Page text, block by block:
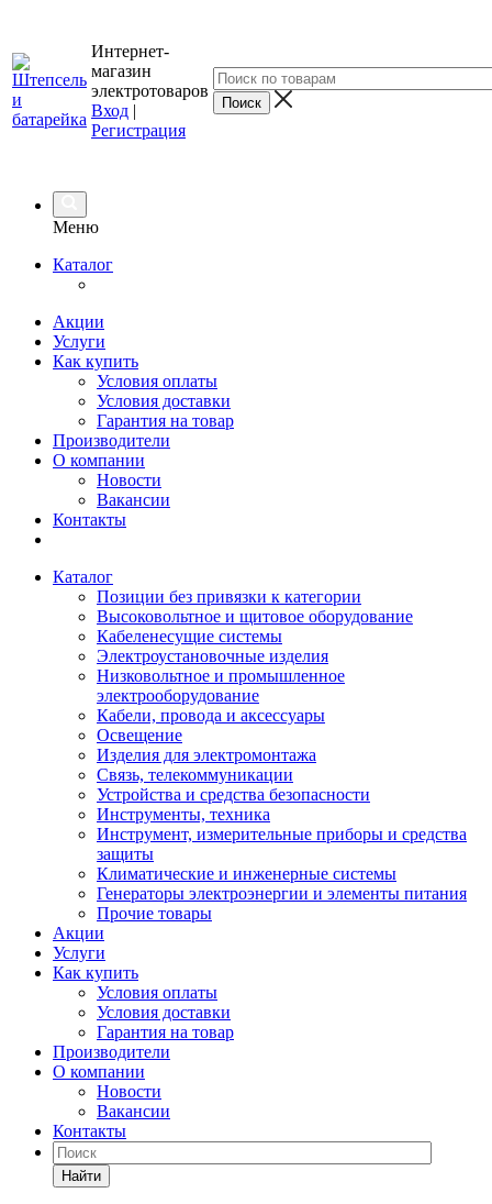
Интернет-
магазин
электротоваров
Вход |
Регистрация
Меню
Каталог
Акции
Услуги
Как купить
Условия оплаты
Условия доставки
Гарантия на товар
Производители
О компании
Новости
Вакансии
Контакты
Каталог
Позиции без привязки к категории
Высоковольтное и щитовое оборудование
Кабеленесущие системы
Электроустановочные изделия
Низковольтное и промышленное
электрооборудование
Кабели, провода и аксессуары
Освещение
Изделия для электромонтажа
Связь, телекоммуникации
Устройства и средства безопасности
Инструменты, техника
Инструмент, измерительные приборы и средства
защиты
Климатические и инженерные системы
Генераторы электроэнергии и элементы питания
Прочие товары
Акции
Услуги
Как купить
Условия оплаты
Условия доставки
Гарантия на товар
Производители
О компании
Новости
Вакансии
Контакты
Найти